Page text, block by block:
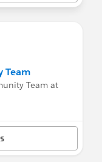
Team
Team at